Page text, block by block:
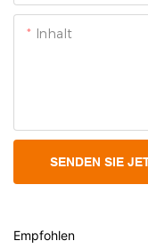
Inhalt
SENDEN SIE
Empfohlen